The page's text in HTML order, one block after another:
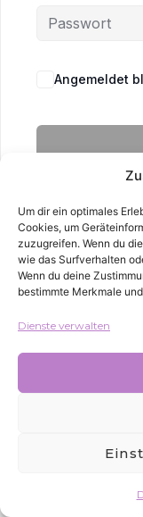
Um dir ein optimales
Cookies, um
zuzugreifen. Wenn du
wie das Surfverhalten
Wenn du deine
bestimmte Merkmale
Dienste verwalten
Angemeldet